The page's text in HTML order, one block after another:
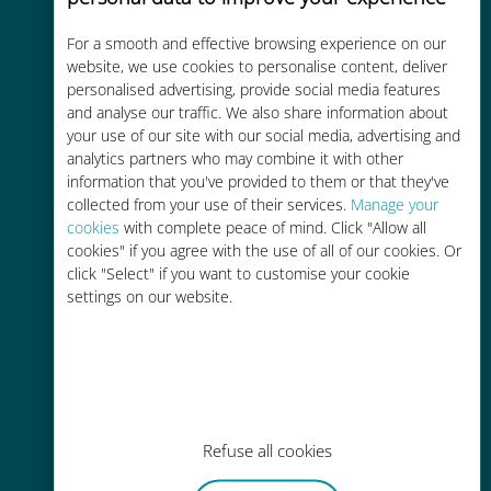
For a smooth and effective browsing experience on our
website, we use cookies to personalise content, deliver
personalised advertising, provide social media features
and analyse our traffic. We also share information about
your use of our site with our social media, advertising and
analytics partners who may combine it with other
information that you've provided to them or that they've
collected from your use of their services. Manage your
cookies with complete peace of mind. Click "Allow all
cookies" if you agree with the use of all of our cookies. Or
click "Select" if you want to customise your cookie
settings on our website.
Refuse all cookies
Kostengünstig
Bis zu 90 % günstiger als Roaming-
Gebühren bei Ihrem bisherigen
Anbieter
Einfaches Aufladen